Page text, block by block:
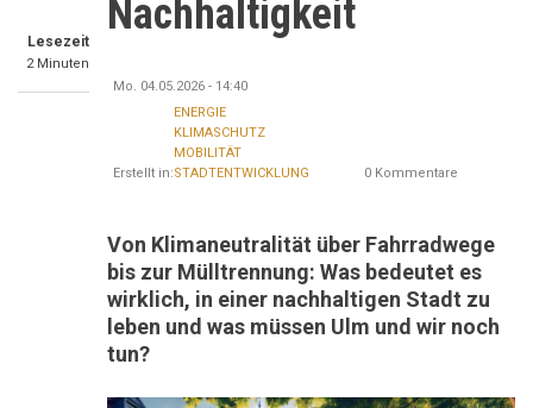
Lesezeit
2 Minuten
Nachhaltigkeit
Mo. 04.05.2026 - 14:40
Erstellt in:
ENERGIE
KLIMASCHUTZ
MOBILITÄT
STADTENTWICKLUNG
0 Kommentare
Von Klimaneutralität über Fahrradwege
bis zur Mülltrennung: Was bedeutet es
wirklich, in einer nachhaltigen Stadt zu
leben und was müssen Ulm und wir noch
tun?